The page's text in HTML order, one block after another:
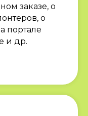
заказе, о
о
портале
и др.